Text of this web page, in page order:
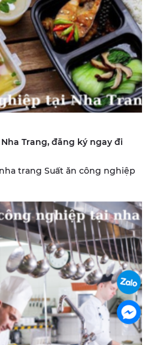
Trang, đăng ký ngay đi
trang Suất ăn công nghiệp